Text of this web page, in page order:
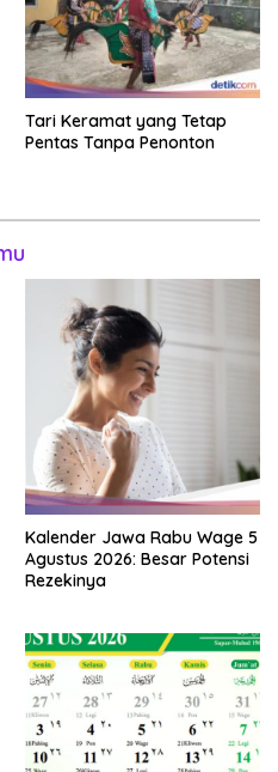
Tari Keramat yang Tetap
Pentas Tanpa Penonton
Kalender Jawa Rabu Wage 5
Agustus 2026: Besar Potensi
Rezekinya